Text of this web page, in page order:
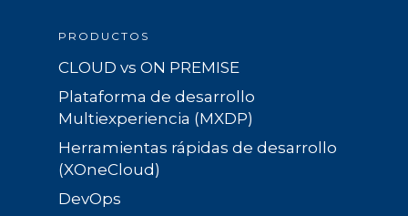
PRODUCTOS
CLOUD vs ON PREMISE
Plataforma de desarrollo
Multiexperiencia (MXDP)
Herramientas rápidas de desarrollo
(XOneCloud)
DevOps